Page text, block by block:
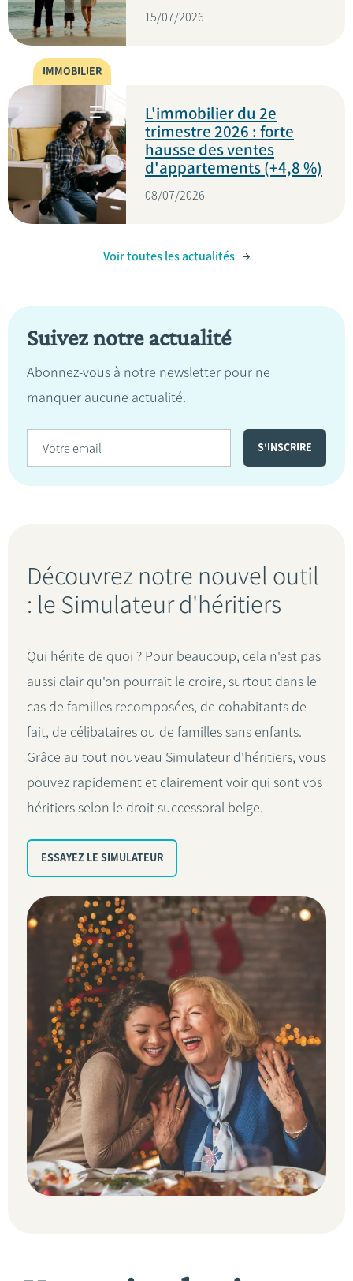
15/07/2026
IMMOBILIER
L'immobilier du 2e
trimestre 2026 : forte
hausse des ventes
d'appartements (+4,8 %)
08/07/2026
Voir toutes les actualités
Suivez notre actualité
Abonnez-vous à notre newsletter pour ne
manquer aucune actualité.
Découvrez notre nouvel outil
: le Simulateur d'héritiers
Qui hérite de quoi ? Pour beaucoup, cela n'est pas
aussi clair qu'on pourrait le croire, surtout dans le
cas de familles recomposées, de cohabitants de
fait, de célibataires ou de familles sans enfants.
Grâce au tout nouveau Simulateur d'héritiers, vous
pouvez rapidement et clairement voir qui sont vos
héritiers selon le droit successoral belge.
ESSAYEZ LE SIMULATEUR